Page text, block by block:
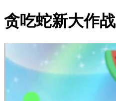
贪吃蛇新大作战